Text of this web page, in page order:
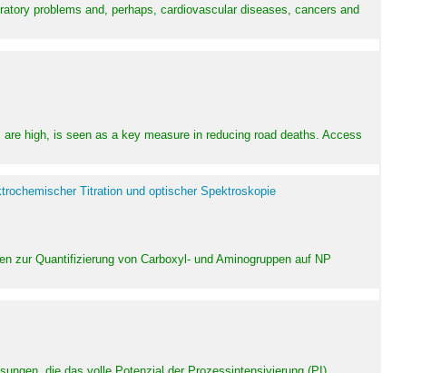
problems and, perhaps, cardiovascular diseases, cancers and
high, is seen as a key measure in reducing road deaths. Access
Titration und optischer Spektroskopie
zur Quantifizierung von Carboxyl- und Aminogruppen auf NP